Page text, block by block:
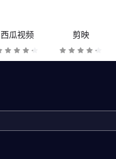
西瓜视频 剪映